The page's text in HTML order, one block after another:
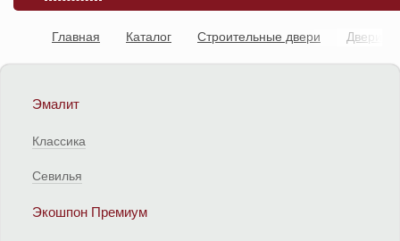
Главная Каталог Строительные двери
Двери
Эмалит
Классика
Севилья
Экошпон Премиум